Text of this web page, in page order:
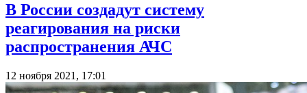
В России создадут систему
реагирования на риски
распространения АЧС
12 ноября 2021, 17:01